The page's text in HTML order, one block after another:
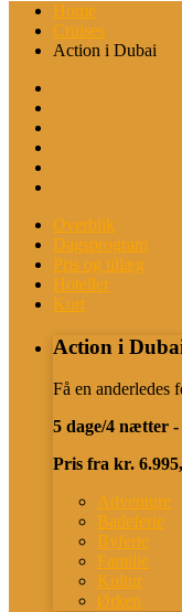
Home
Cruises
Action i Dubai
Overblik
Dagsprogram
Pris og tillæg
Hoteller
Kort
Action i
Få en anderledes
5 dage/4 nætter
Pris fra kr.
Adventure
Badeferie
Byferie
Familie
Kultur
Ørken